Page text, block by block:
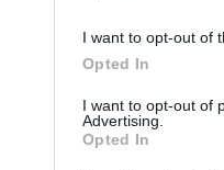
I want to opt-out of
Opted In
I want to opt-out of
Advertising.
Opted In